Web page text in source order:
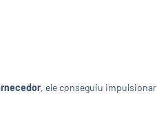
, ele conseguiu impulsionar